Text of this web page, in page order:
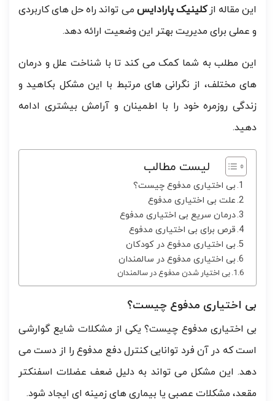
این مقاله ازکلینیک پارادایس می تواند راه حل های کاربردی
و عملی برای مدیریت بهتر این وضعیت ارائه دهد.
این مطلب به شما کمک می کند تا با شناخت علل و درمان
های مختلف، از نگرانی های مرتبط با این مشکل بکاهید و
زندگی روزمره خود را با اطمینان و آرامش بیشتری ادامه
دهید.
لیست مطالب
بی اختیاری مدفوع چیست؟
علت بی اختیاری مدفوع
درمان سریع بی اختیاری مدفوع
قرص برای بی اختیاری مدفوع
بی اختیاری مدفوع در کودکان
بی اختیاری مدفوع در سالمندان
بی اختیار شدن مدفوع در سالمندان
بی اختیاری مدفوع چیست؟
بی اختیاری مدفوع چیست؟ یکی از مشکلات شایع گوارشی
است که در آن فرد توانایی کنترل دفع مدفوع را از دست می
دهد. این مشکل می تواند به دلیل ضعف عضلات اسفنکتر
مقعد، مشکلات عصبی یا بیماری های زمینه ای ایجاد شود.